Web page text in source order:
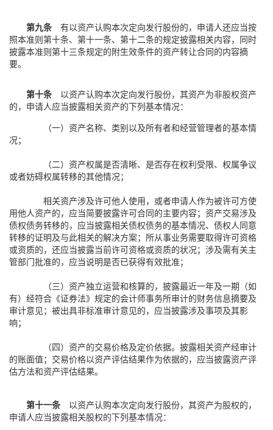
第九条 有以资产认购本次定向发行股份的，申请人还应当按
照本准则第十条、第十一条、第十二条的规定披露相关内容，同时
披露本准则第十三条规定的附生效条件的资产转让合同的内容摘
要。
第十条 以资产认购本次定向发行股份，其资产为非股权资产
的，申请人应当披露相关资产的下列基本情况：
（一）资产名称、类别以及所有者和经营管理者的基本情
况；
（二）资产权属是否清晰、是否存在权利受限、权属争议
或者妨碍权属转移的其他情况；
相关资产涉及许可他人使用，或者申请人作为被许可方使
用他人资产的，应当简要披露许可合同的主要内容；资产交易涉及
债权债务转移的，应当披露相关债权债务的基本情况、债权人同意
转移的证明及与此相关的解决方案；所从事业务需要取得许可资格
或资质的，还应当披露当前许可资格或资质的状况；涉及需有关主
管部门批准的，应当说明是否已获得有效批准；
（三）资产独立运营和核算的，披露最近一年及一期（如
有）经符合《证券法》规定的会计师事务所审计的财务信息摘要及
审计意见；被出具非标准审计意见的，应当披露涉及事项及其影
响；
（四）资产的交易价格及定价依据。披露相关资产经审计
的账面值；交易价格以资产评估结果作为依据的，应当披露资产评
估方法和资产评估结果。
第十一条 以资产认购本次定向发行股份，其资产为股权的，
申请人应当披露相关股权的下列基本情况：